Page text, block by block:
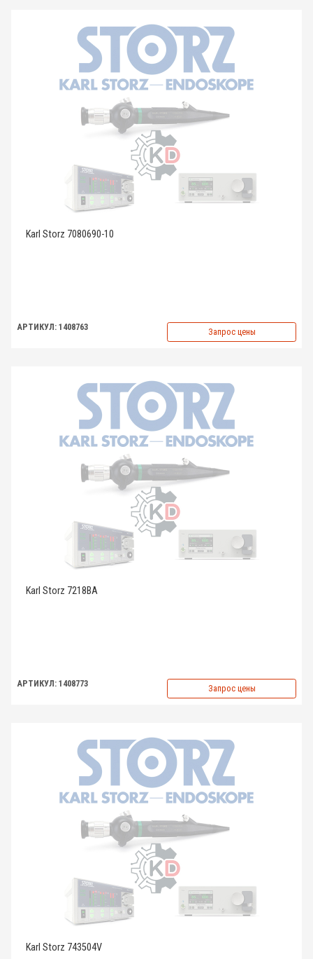
Karl Storz 7080690-10
АРТИКУЛ: 1408763 Запрос цены
Karl Storz 7218BA
АРТИКУЛ: 1408773 Запрос цены
Karl Storz 743504V